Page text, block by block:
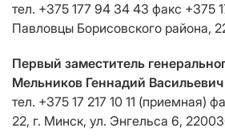
тел. +375 177 94 34 43 факс +375
Павловцы Борисовского района,
Первый заместитель
Мельников Геннадий Васильевич
тел. +375 17 217 10 11 (приемная)
22, г. Минск, ул. Энгельса 6,